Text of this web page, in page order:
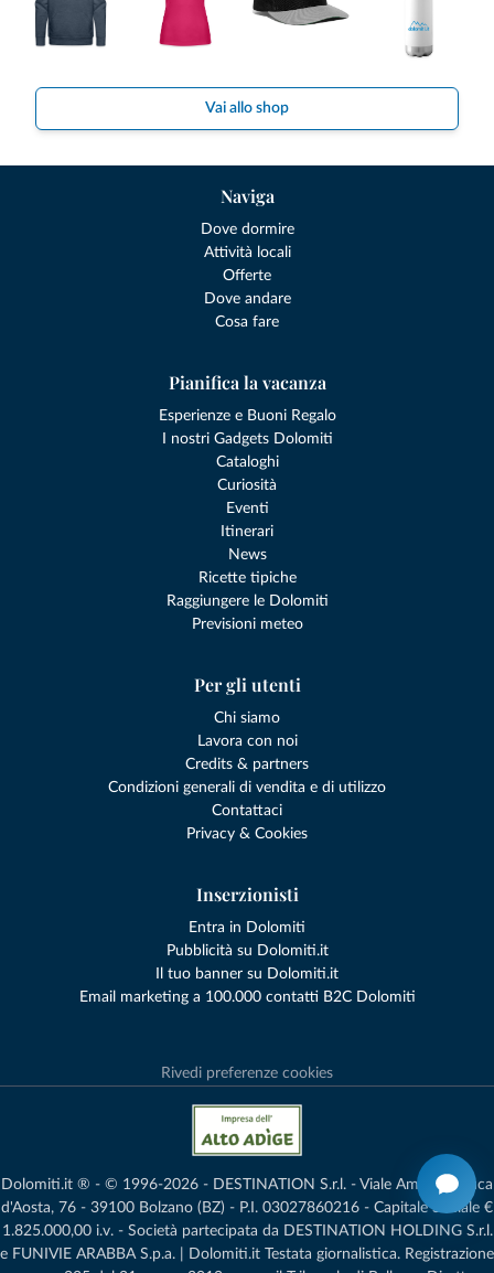
Vai allo shop
Naviga
Dove dormire
Attività locali
Offerte
Dove andare
Cosa fare
Pianifica la vacanza
Esperienze e Buoni Regalo
I nostri Gadgets Dolomiti
Cataloghi
Curiosità
Eventi
Itinerari
News
Ricette tipiche
Raggiungere le Dolomiti
Previsioni meteo
Per gli utenti
Chi siamo
Lavora con noi
Credits & partners
Condizioni generali di vendita e di utilizzo
Contattaci
Privacy & Cookies
Inserzionisti
Entra in Dolomiti
Pubblicità su Dolomiti.it
Il tuo banner su Dolomiti.it
Email marketing a 100.000 contatti B2C Dolomiti
Rivedi preferenze cookies
Dolomiti.it ® - © 1996-2026 - DESTINATION S.r.l. - Viale Amedeo Duca
d'Aosta, 76 - 39100 Bolzano (BZ) - P.I. 03027860216 - Capitale Sociale €
1.825.000,00 i.v. - Società partecipata da DESTINATION HOLDING S.r.l.
e FUNIVIE ARABBA S.p.a. | Dolomiti.it Testata giornalistica. Registrazione